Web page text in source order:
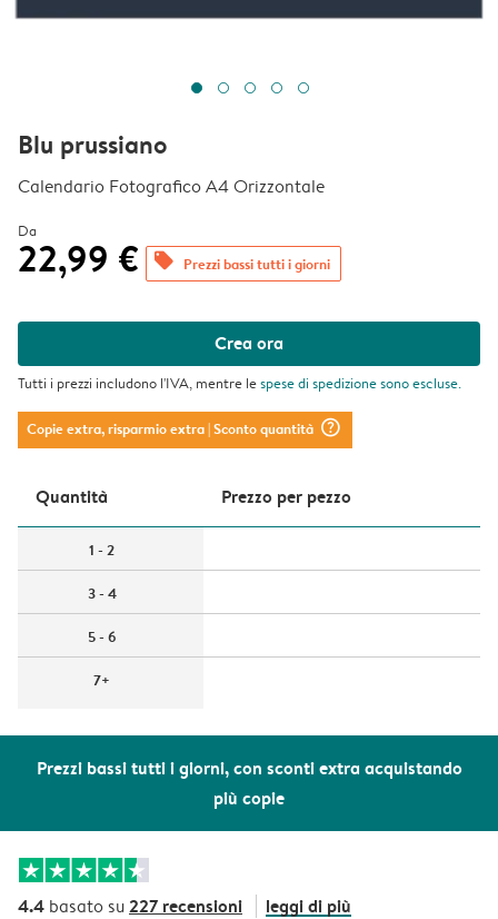
Prezzi bassi tutti i giorni, con sconti extra acquistando
più copie
Blu prussiano
Calendario Fotografico A4 Orizzontale
Da
22,99 € offers Prezzi bassi tutti i giorni
Crea ora
Tutti i prezzi includono l'IVA, mentre lespese di spedizionesono escluse.
Copie extra, risparmio extra| Sconto quantità question_mark_circle
Quantità Prezzo per pezzo
1 - 2
3 - 4
5 - 6
7+
4.4 basato su227 recensioni leggi di più